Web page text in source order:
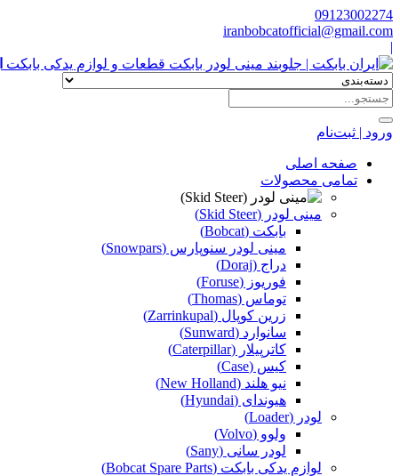
09123002274
iranbobcatofficial@gmail.com
|
ورود | ثبت‌نام
صفحه اصلی
تمامی محصولات
مینی لودر (Skid Steer)
بابکت (Bobcat)
مینی لودر سنوپارس (Snowpars)
دراج (Doraj)
فوریوز (Foruse)
توماس (Thomas)
زرین کوپال (Zarrinkupal)
سانوارد (Sunward)
کاترپیلار (Caterpillar)
کیس (Case)
نیو هلند (New Holland)
هیوندای (Hyundai)
لودر (Loader)
ولوو (Volvo)
لودر سانی (Sany)
لوازم یدکی بابکت (Bobcat Spare Parts)